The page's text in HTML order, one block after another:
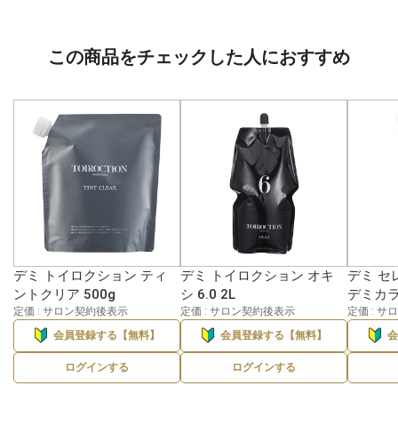
この商品をチェックした人におすすめ
デミ トイロクション ティ
ントクリア 500g
定価 : サロン契約後表示
会員登録する【無料】
ログインする
デミ トイロクション オキ
シ 6.0 2L
定価 : サロン契約後表示
会員登録する【無料】
ログインする
デミ セ
デミカ
定価 : サ